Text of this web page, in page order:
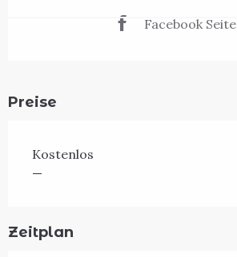
Facebook Seite
Preise
Kostenlos
—
Zeitplan